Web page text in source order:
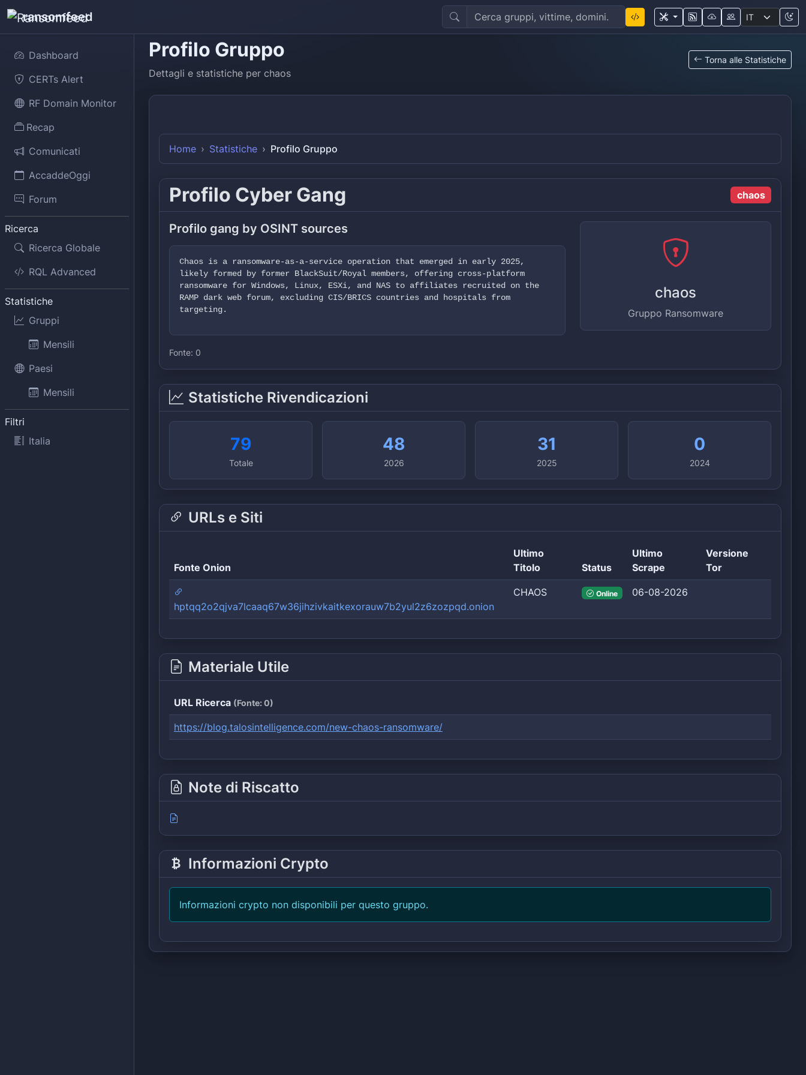
ransomfeed
Dashboard
CERTs Alert
RF Domain Monitor
Recap
Comunicati
AccaddeOggi
Forum
Ricerca
Ricerca Globale
RQL Advanced
Statistiche
Gruppi
Mensili
Paesi
Mensili
Filtri
Italia
Profilo Gruppo
Dettagli e statistiche per chaos
Torna alle Statistiche
Home Statistiche Profilo Gruppo
Profilo Cyber Gang chaos
Profilo gang by OSINT sources
Chaos is a ransomware-as-a-service operation that emerged in early 2025,
likely formed by former BlackSuit/Royal members, offering cross-platform
ransomware for Windows, Linux, ESXi, and NAS to affiliates recruited on the
RAMP dark web forum, excluding CIS/BRICS countries and hospitals from
targeting.
Fonte: 0
chaos
Gruppo Ransomware
Statistiche Rivendicazioni
79
Totale
48
2026
31
2025
0
2024
URLs e Siti
Fonte Onion
Ultimo
Titolo
Status
Ultimo
Scrape
Versione
Tor
hptqq2o2qjva7lcaaq67w36jihzivkaitkexorauw7b2yul2z6zozpqd.onion
CHAOS Online 06-08-2026
Materiale Utile
URL Ricerca (Fonte:0)
https://blog.talosintelligence.com/new-chaos-ransomware/
Note di Riscatto
Informazioni Crypto
Informazioni crypto non disponibili per questo gruppo.